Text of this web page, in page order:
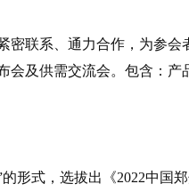
密联系、通力合作，为参
会及供需交流会。包含：
形式，选拔出《2022中国